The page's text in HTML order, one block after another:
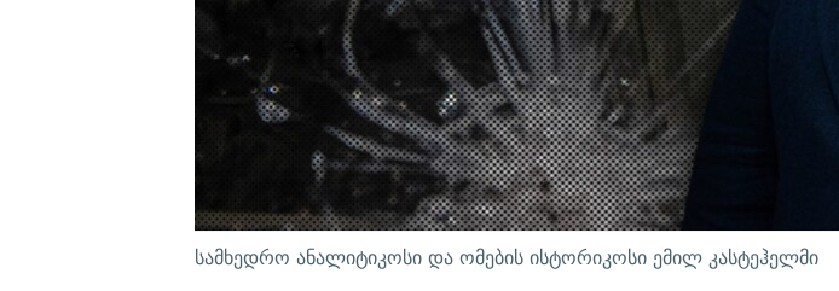
სამხედრო ანალიტიკოსი და ომების ისტორიკოსი ემილ კასტეჰელმი